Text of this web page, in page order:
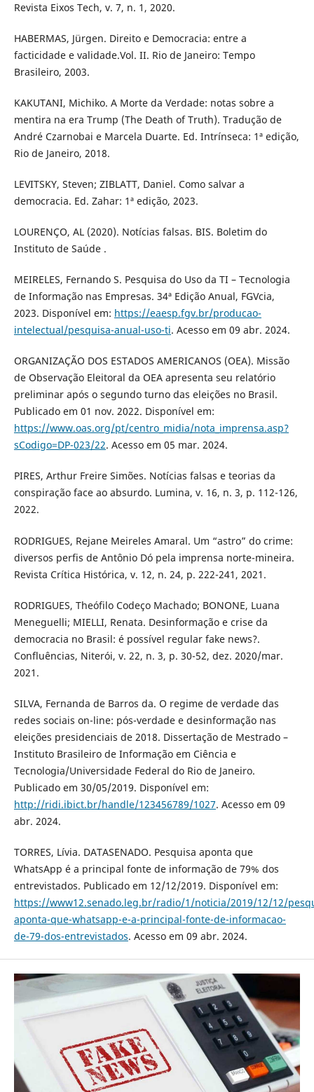
Revista Eixos Tech, v. 7, n. 1, 2020.
HABERMAS, Jürgen. Direito e Democracia: entre a
facticidade e validade.Vol. II. Rio de Janeiro: Tempo
Brasileiro, 2003.
KAKUTANI, Michiko. A Morte da Verdade: notas sobre a
mentira na era Trump (The Death of Truth). Tradução de
André Czarnobai e Marcela Duarte. Ed. Intrínseca: 1ª edição,
Rio de Janeiro, 2018.
LEVITSKY, Steven; ZIBLATT, Daniel. Como salvar a
democracia. Ed. Zahar: 1ª edição, 2023.
LOURENÇO, AL (2020). Notícias falsas. BIS. Boletim do
Instituto de Saúde .
MEIRELES, Fernando S. Pesquisa do Uso da TI – Tecnologia
de Informação nas Empresas. 34ª Edição Anual, FGVcia,
2023. Disponível em: https://eaesp.fgv.br/producao-
intelectual/pesquisa-anual-uso-ti. Acesso em 09 abr. 2024.
ORGANIZAÇÃO DOS ESTADOS AMERICANOS (OEA). Missão
de Observação Eleitoral da OEA apresenta seu relatório
preliminar após o segundo turno das eleições no Brasil.
Publicado em 01 nov. 2022. Disponível em:
https://www.oas.org/pt/centro_midia/nota_imprensa.asp?
sCodigo=DP-023/22. Acesso em 05 mar. 2024.
PIRES, Arthur Freire Simões. Notícias falsas e teorias da
conspiração face ao absurdo. Lumina, v. 16, n. 3, p. 112-126,
2022.
RODRIGUES, Rejane Meireles Amaral. Um “astro” do crime:
diversos perfis de Antônio Dó pela imprensa norte-mineira.
Revista Crítica Histórica, v. 12, n. 24, p. 222-241, 2021.
RODRIGUES, Theófilo Codeço Machado; BONONE, Luana
Meneguelli; MIELLI, Renata. Desinformação e crise da
democracia no Brasil: é possível regular fake news?.
Confluências, Niterói, v. 22, n. 3, p. 30-52, dez. 2020/mar.
2021.
SILVA, Fernanda de Barros da. O regime de verdade das
redes sociais on-line: pós-verdade e desinformação nas
eleições presidenciais de 2018. Dissertação de Mestrado –
Instituto Brasileiro de Informação em Ciência e
Tecnologia/Universidade Federal do Rio de Janeiro.
Publicado em 30/05/2019. Disponível em:
http://ridi.ibict.br/handle/123456789/1027. Acesso em 09
abr. 2024.
TORRES, Lívia. DATASENADO. Pesquisa aponta que
WhatsApp é a principal fonte de informação de 79% dos
entrevistados. Publicado em 12/12/2019. Disponível em:
https://www12.senado.leg.br/radio/1/noticia/2019/12/12/
aponta-que-whatsapp-e-a-principal-fonte-de-informacao-
de-79-dos-entrevistados. Acesso em 09 abr. 2024.